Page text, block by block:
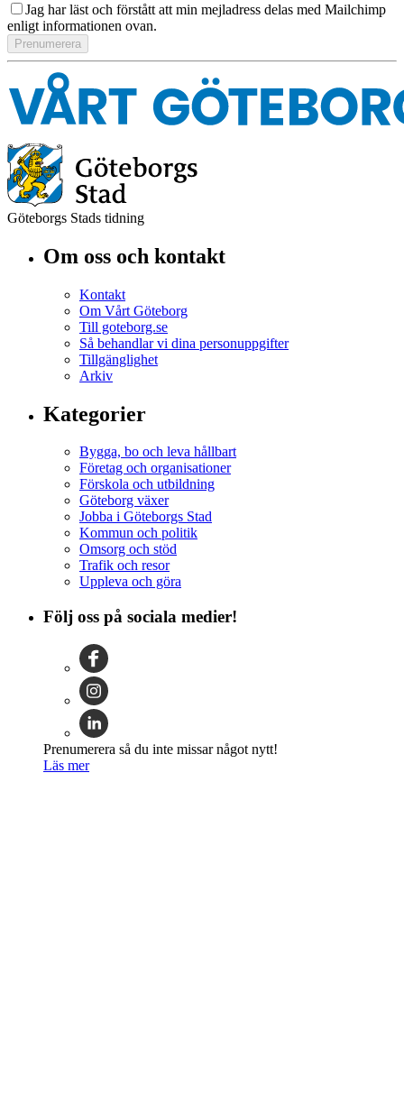
Jag har läst och förstått att min mejladress delas med Mailchimp
enligt informationen ovan.
Göteborgs Stads tidning
Om oss och kontakt
Kontakt
Om Vårt Göteborg
Till goteborg.se
Så behandlar vi dina personuppgifter
Tillgänglighet
Arkiv
Kategorier
Bygga, bo och leva hållbart
Företag och organisationer
Förskola och utbildning
Göteborg växer
Jobba i Göteborgs Stad
Kommun och politik
Omsorg och stöd
Trafik och resor
Uppleva och göra
Följ oss på sociala medier!
Prenumerera så du inte missar något nytt!
Läs mer